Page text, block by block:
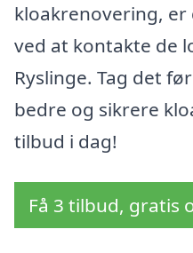
kloakrenovering,
ved at kontakte de
Ryslinge. Tag det
bedre og sikrere
tilbud i dag!
Få 3 tilbud, gratis